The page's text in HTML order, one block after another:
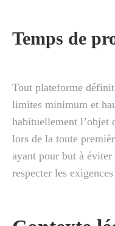
Temps de
Tout plateforme
limites minimum et
habituellement l’objet
lors de la toute
ayant pour but à éviter
respecter les